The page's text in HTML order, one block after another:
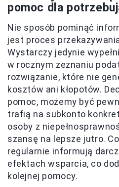
pomoc dla
Nie sposób pominąć
jest proces
Wystarczy jedynie
w rocznym zeznaniu
rozwiązanie, które nie
kosztów ani kłopotów.
pomoc, możemy być
trafią na subkonto
osoby z
szansę na lepsze jutro.
regularnie informują
efektach wsparcia, co
kolejnej pomocy.